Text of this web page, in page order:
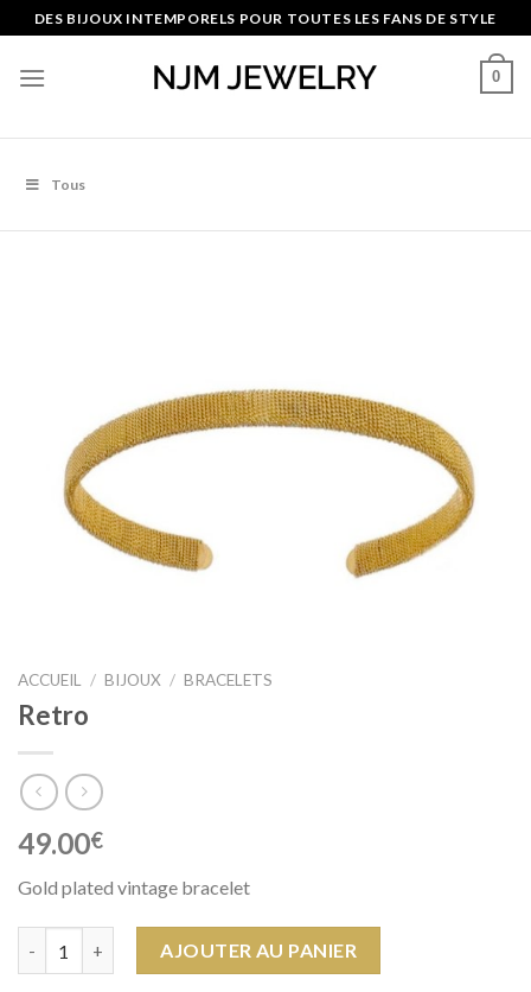
to
content
DES BIJOUX INTEMPORELS POUR TOUTES LES FANS DE STYLE
0
Tous
ACCUEIL / BIJOUX / BRACELETS
Retro
49.00€
Gold plated vintage bracelet
AJOUTER AU PANIER